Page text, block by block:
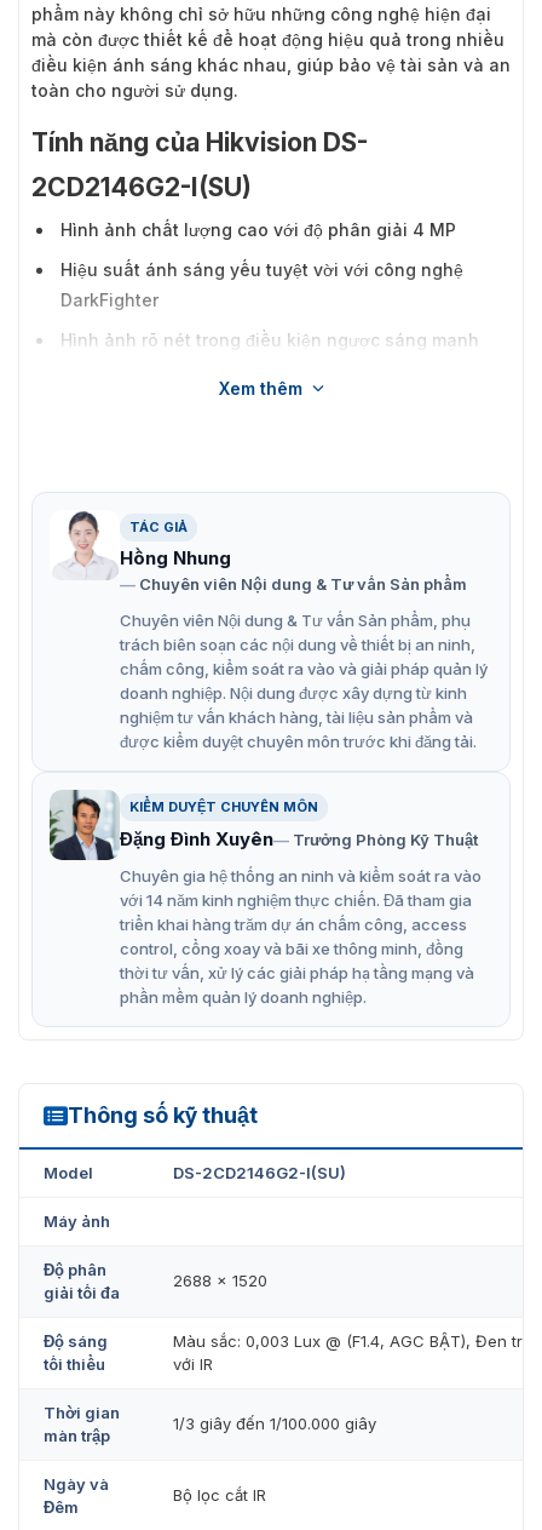
phẩm này không chỉ sở hữu những công nghệ hiện đại
mà còn được thiết kế để hoạt động hiệu quả trong nhiều
điều kiện ánh sáng khác nhau, giúp bảo vệ tài sản và an
toàn cho người sử dụng.
Tính năng của Hikvision DS-
2CD2146G2-I(SU)
Hình ảnh chất lượng cao với độ phân giải 4 MP
Hiệu suất ánh sáng yếu tuyệt vời với công nghệ
DarkFighter
Hình ảnh rõ nét trong điều kiện ngược sáng mạnh
Micrô tích hợp cho chế độ bảo mật tự động theo thời
gian thực (-SU)
Chống nước và bụi (IP67) và chống phá hoại (IK10)
Xem thêm
TÁC GIẢ
Hồng Nhung
Chuyên viên Nội dung & Tư vấn Sản phẩm
Chuyên viên Nội dung & Tư vấn Sản phẩm, phụ
trách biên soạn các nội dung về thiết bị an ninh,
chấm công, kiểm soát ra vào và giải pháp quản lý
doanh nghiệp. Nội dung được xây dựng từ kinh
nghiệm tư vấn khách hàng, tài liệu sản phẩm và
được kiểm duyệt chuyên môn trước khi đăng tải.
KIỂM DUYỆT CHUYÊN MÔN
Đặng Đình Xuyên
Trưởng Phòng Kỹ Thuật
Chuyên gia hệ thống an ninh và kiểm soát ra vào
với 14 năm kinh nghiệm thực chiến. Đã tham gia
triển khai hàng trăm dự án chấm công, access
control, cổng xoay và bãi xe thông minh, đồng
thời tư vấn, xử lý các giải pháp hạ tầng mạng và
phần mềm quản lý doanh nghiệp.
Thông số kỹ thuật
DS-2CD2146G2-I(SU)
Model DS-2CD2146G2-I(SU)
Máy ảnh
Độ phân
giải tối đa
2688 × 1520
Độ sáng
tối thiểu
Màu sắc: 0,003 Lux @ (F1.4, AGC BẬT), Đen
với IR
Thời gian
màn trập
1/3 giây đến 1/100.000 giây
Ngày và
Đêm
Bộ lọc cắt IR